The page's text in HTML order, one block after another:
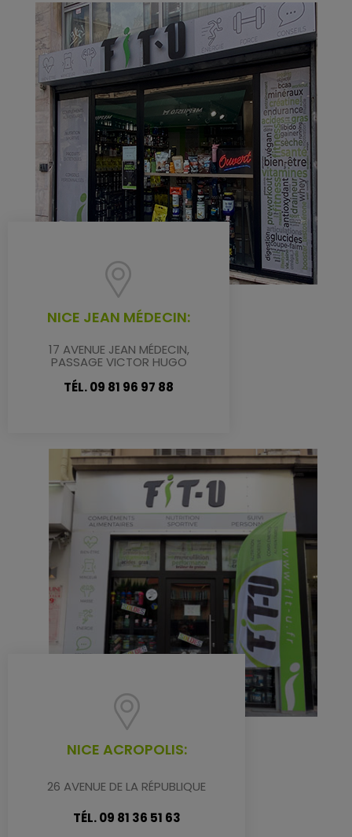
NICE JEAN MÉDECIN:
17 AVENUE JEAN MÉDECIN,
PASSAGE VICTOR HUGO
TÉL. 09 81 96 97 88
NICE ACROPOLIS:
26 AVENUE DE LA RÉPUBLIQUE
TÉL. 09 81 36 51 63